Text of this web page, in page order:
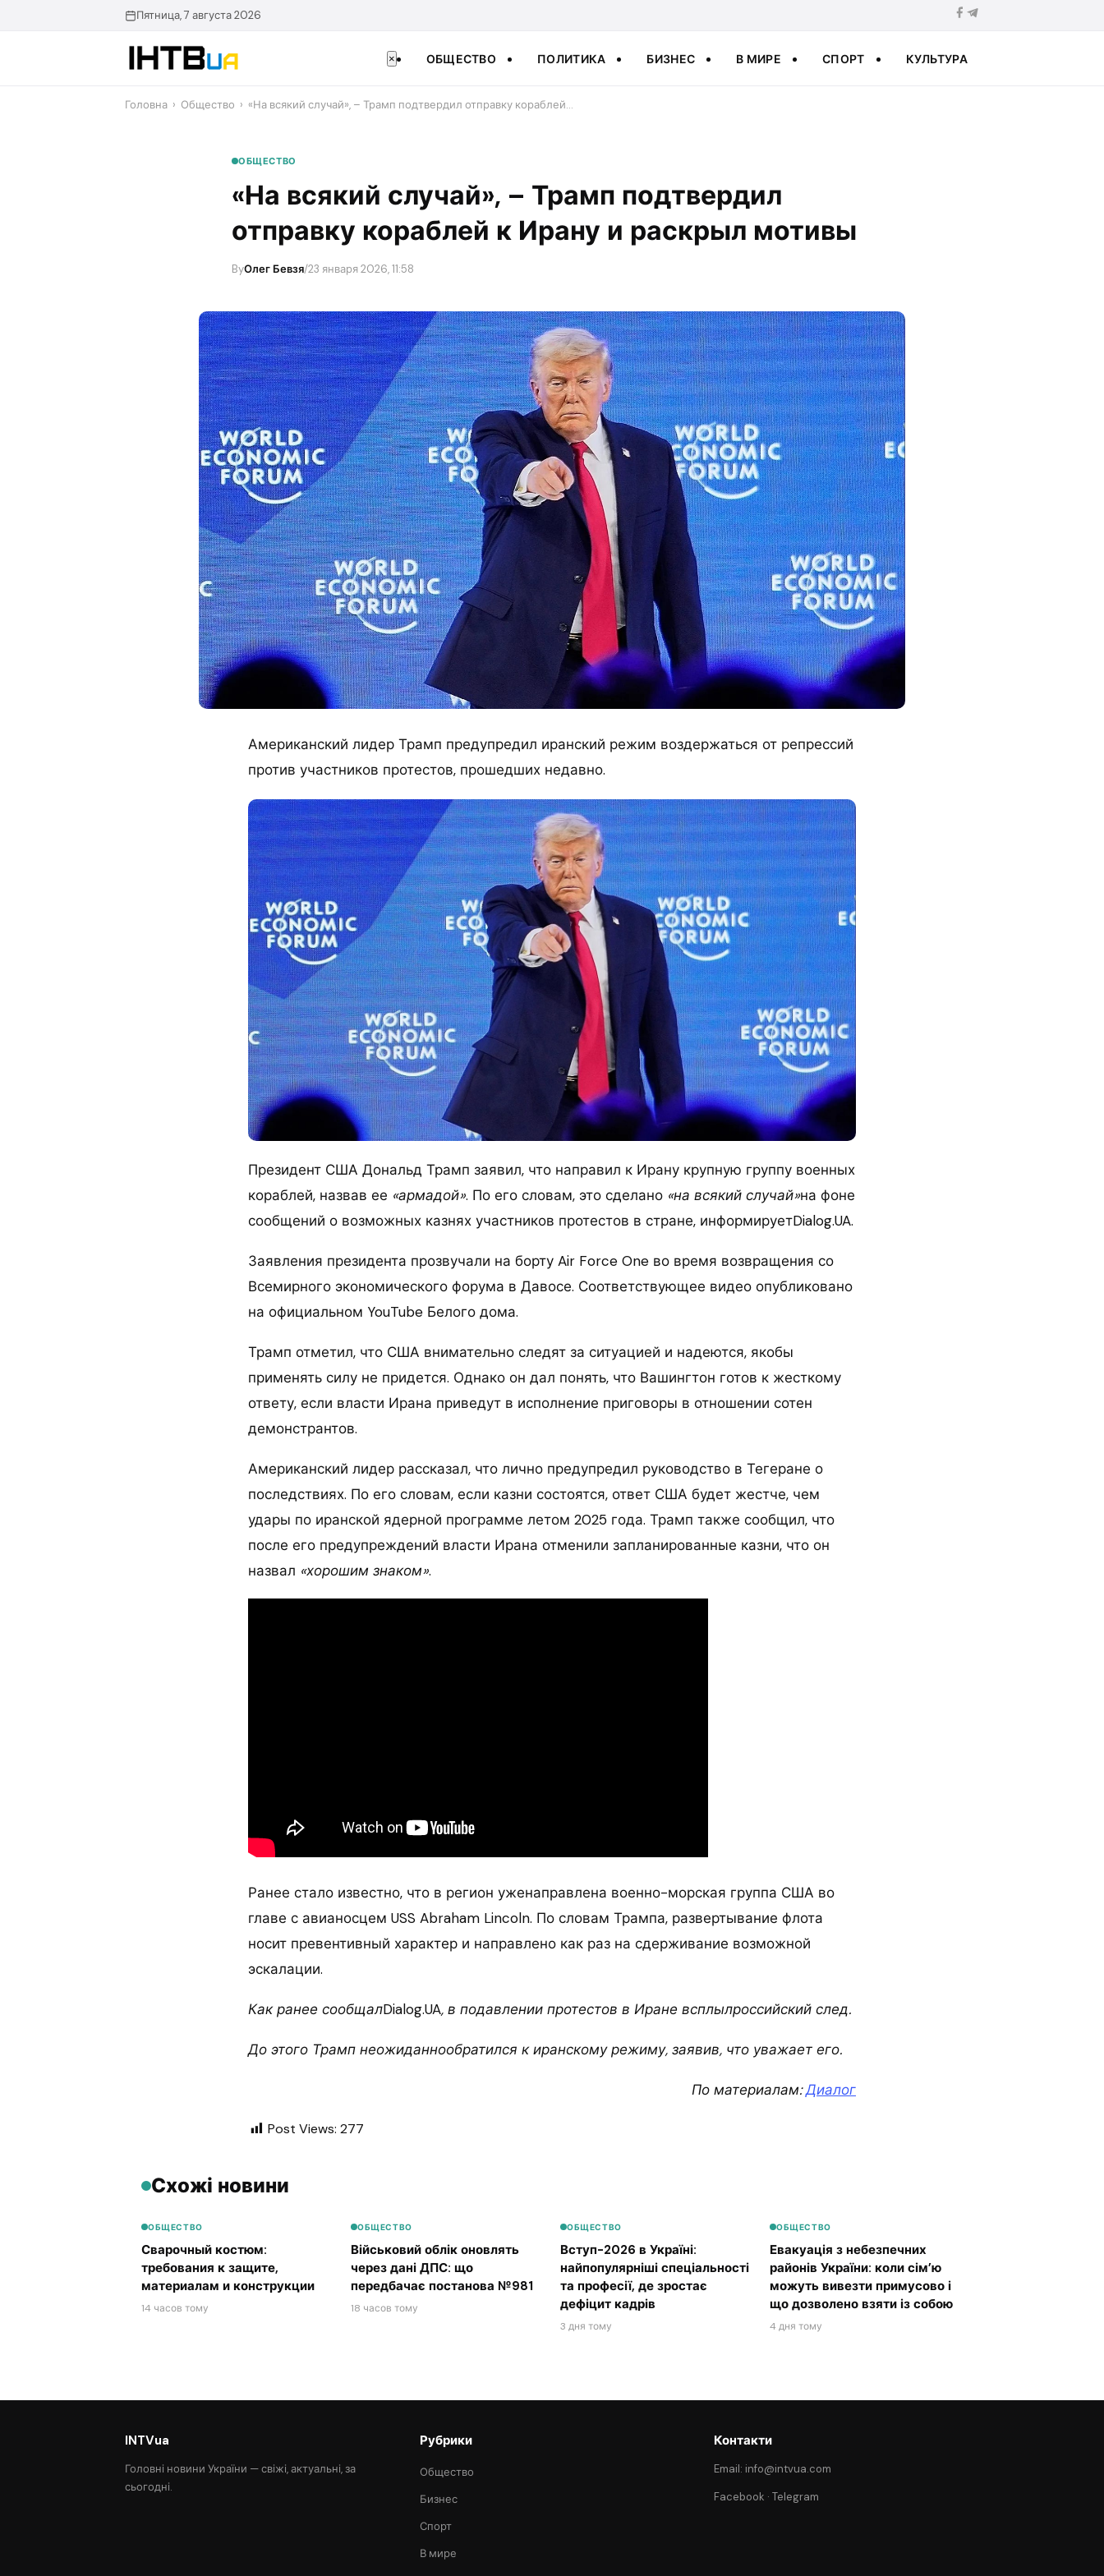
Пятница, 7 августа 2026
× ОБЩЕСТВО ПОЛИТИКА БИЗНЕС В МИРЕ СПОРТ КУЛЬТУРА
Головна › Общество › «На всякий случай», – Трамп подтвердил отправку кораблей…
ОБЩЕСТВО
«На всякий случай», – Трамп подтвердил
отправку кораблей к Ирану и раскрыл мотивы
ByОлег Бевзя/23 января 2026, 11:58
Американский лидер Трамп предупредил иранский режим воздержаться от репрессий
против участников протестов, прошедших недавно.
Президент США Дональд Трамп заявил, что направил к Ирану крупную группу военных
кораблей, назвав ее «армадой». По его словам, это сделано «на всякий случай»на фоне
сообщений о возможных казнях участников протестов в стране, информируетDialog.UA.
Заявления президента прозвучали на борту Air Force One во время возвращения со
Всемирного экономического форума в Давосе. Соответствующее видео опубликовано
на официальном YouTube Белого дома.
Трамп отметил, что США внимательно следят за ситуацией и надеются, якобы
применять силу не придется. Однако он дал понять, что Вашингтон готов к жесткому
ответу, если власти Ирана приведут в исполнение приговоры в отношении сотен
демонстрантов.
Американский лидер рассказал, что лично предупредил руководство в Тегеране о
последствиях. По его словам, если казни состоятся, ответ США будет жестче, чем
удары по иранской ядерной программе летом 2025 года. Трамп также сообщил, что
после его предупреждений власти Ирана отменили запланированные казни, что он
назвал «хорошим знаком».
Ранее стало известно, что в регион уженаправлена военно-морская группа США во
главе с авианосцем USS Abraham Lincoln. По словам Трампа, развертывание флота
носит превентивный характер и направлено как раз на сдерживание возможной
эскалации.
Как ранее сообщалDialog.UA, в подавлении протестов в Иране всплылроссийский след.
До этого Трамп неожиданнообратился к иранскому режиму, заявив, что уважает его.
По материалам:Диалог
Post Views: 277
Схожі новини
ОБЩЕСТВО
Сварочный костюм:
требования к защите,
материалам и конструкции
14 часов тому
ОБЩЕСТВО
Військовий облік оновлять
через дані ДПС: що
передбачає постанова №981
18 часов тому
ОБЩЕСТВО
Вступ-2026 в Україні:
найпопулярніші спеціальності
та професії, де зростає
дефіцит кадрів
3 дня тому
ОБЩЕСТВО
Евакуація з небезпечних
районів України: коли сім’ю
можуть вивезти примусово і
що дозволено взяти із собою
4 дня тому
INTVua
Головні новини України — свіжі, актуальні, за
сьогодні.
Рубрики
Общество
Бизнес
Спорт
В мире
Контакти
Email: info@intvua.com
Facebook ·Telegram